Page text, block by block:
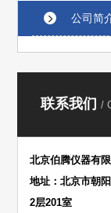
公司简
联系我们 /
北京伯腾仪器有
地址：北京市朝
2层201室